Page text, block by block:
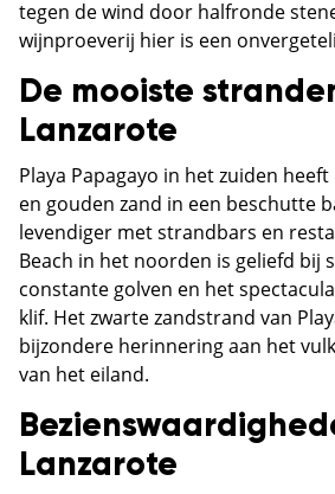
tegen de wind door halfronde
wijnproeverij hier is een
De mooiste
Lanzarote
Playa Papagayo in het zuiden
en gouden zand in een beschutte
levendiger met strandbars en
Beach in het noorden is geliefd bij
constante golven en het
klif. Het zwarte zandstrand van
bijzondere herinnering aan het
van het eiland.
Lanzarote